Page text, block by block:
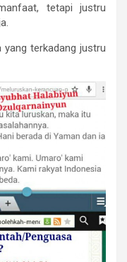
tetapi justru
yang terkadang justru